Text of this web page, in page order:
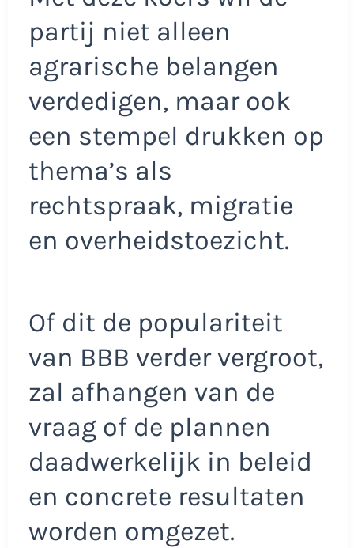
partij niet alleen
agrarische belangen
verdedigen, maar ook
een stempel drukken op
thema’s als
rechtspraak, migratie
en overheidstoezicht.
Of dit de populariteit
van BBB verder vergroot,
zal afhangen van de
vraag of de plannen
daadwerkelijk in beleid
en concrete resultaten
worden omgezet.